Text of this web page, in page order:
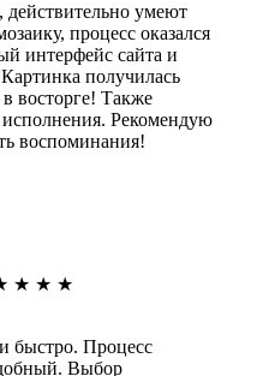
умеют
процесс оказался
интерфейс сайта и
получилась
восторге! Также
Рекомендую
воспоминания!
★ ★ ★
и быстро. Процесс
Выбор